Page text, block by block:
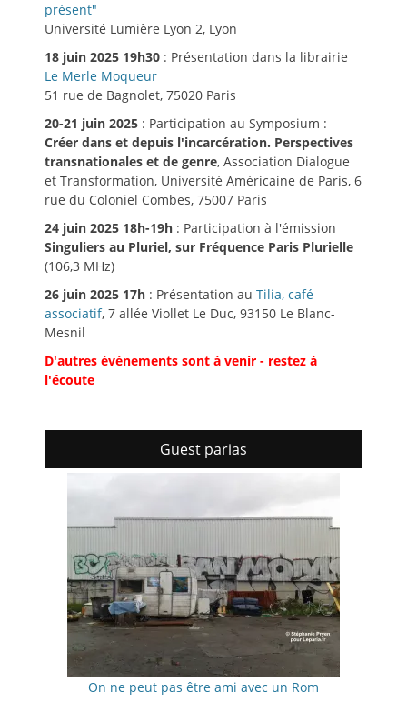
présent"
Université Lumière Lyon 2, Lyon
18 juin 2025 19h30 : Présentation dans la librairie
Le Merle Moqueur
51 rue de Bagnolet, 75020 Paris
20-21 juin 2025 : Participation au Symposium :
Créer dans et depuis l'incarcération. Perspectives
transnationales et de genre, Association Dialogue
et Transformation, Université Américaine de Paris, 6
rue du Coloniel Combes, 75007 Paris
24 juin 2025 18h-19h : Participation à l'émission
Singuliers au Pluriel, sur Fréquence Paris Plurielle
(106,3 MHz)
26 juin 2025 17h : Présentation au Tilia, café
associatif, 7 allée Viollet Le Duc, 93150 Le Blanc-
Mesnil
D'autres événements sont à venir - restez à
l'écoute
Guest parias
On ne peut pas être ami avec un Rom